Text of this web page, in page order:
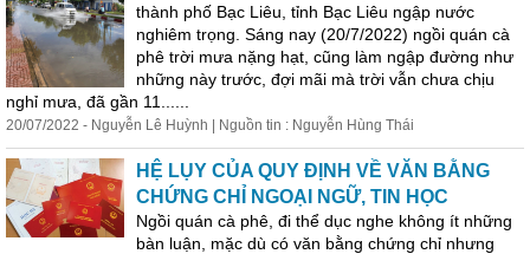
thành phố Bạc Liêu, tỉnh Bạc Liêu ngập nước
nghiêm trọng. Sáng nay (20/7/2022) ngồi quán cà
phê trời mưa nặng hạt, cũng làm ngập đường như
những này trước, đợi mãi mà trời vẫn chưa chịu
nghỉ mưa, đã gần 11......
20/07/2022 - Nguyễn Lê Huỳnh | Nguồn tin : Nguyễn Hùng Thái
HỆ LỤY CỦA QUY ĐỊNH VỀ VĂN BẰNG
CHỨNG CHỈ NGOẠI NGỮ, TIN HỌC
Ngồi quán cà phê, đi thể dục nghe không ít những
bàn luận, mặc dù có văn bằng chứng chỉ nhưng